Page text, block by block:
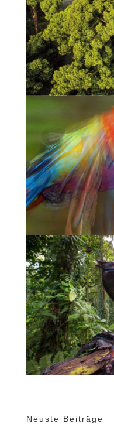
Neuste Beiträge